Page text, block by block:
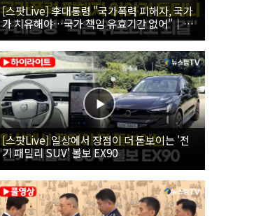
[스팟Live] 李대통령 "국가폭력 피해자, 국가
가 치유해야…국가 책임 유효기간 없어"｜
26.08.07 국가폭력 피해자 위로 오찬
[스팟Live] 일상에서 장점이 더 돋보이는 '전
기 패밀리 SUV' 볼보 EX90